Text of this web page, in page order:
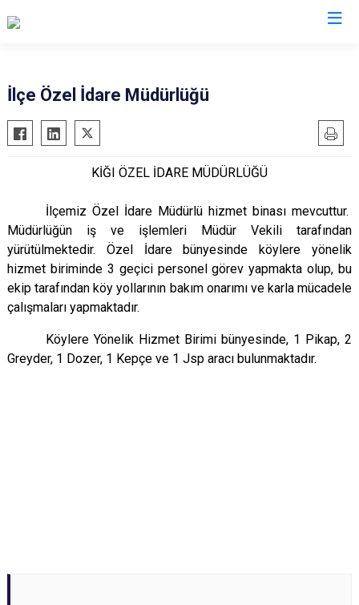
Adaklı
Genç
Solhan
Yayladere
Yedisu
İlçe Özel İdare Müdürlüğü
KİĞI ÖZEL İDARE MÜDÜRLÜĞÜ
İlçemiz Özel İdare Müdürlü hizmet binası mevcuttur.
Müdürlüğün iş ve işlemleri Müdür Vekili tarafından
yürütülmektedir. Özel İdare bünyesinde köylere yönelik
hizmet biriminde 3 geçici personel görev yapmakta olup, bu
ekip tarafından köy yollarının bakım onarımı ve karla mücadele
çalışmaları yapmaktadır.
Köylere Yönelik Hizmet Birimi bünyesinde, 1 Pikap, 2
Greyder, 1 Dozer, 1 Kepçe ve 1 Jsp aracı bulunmaktadır.